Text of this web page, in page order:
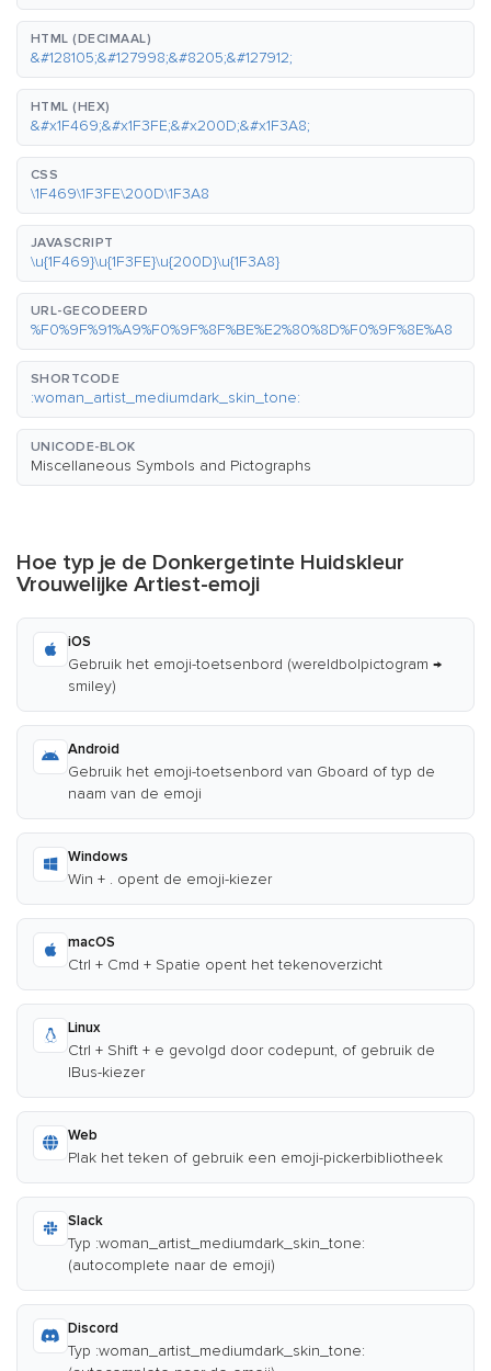
HTML (DECIMAAL)
&#128105;&#127998;&#8205;&#127912;
HTML (HEX)
&#x1F469;&#x1F3FE;&#x200D;&#x1F3A8;
CSS
\1F469\1F3FE\200D\1F3A8
JAVASCRIPT
\u{1F469}\u{1F3FE}\u{200D}\u{1F3A8}
URL-GECODEERD
%F0%9F%91%A9%F0%9F%8F%BE%E2%80%8D%F0%9F%8E%A8
SHORTCODE
:woman_artist_mediumdark_skin_tone:
UNICODE-BLOK
Miscellaneous Symbols and Pictographs
Hoe typ je de Donkergetinte Huidskleur
Vrouwelijke Artiest-emoji
iOS
Gebruik het emoji-toetsenbord (wereldbolpictogram →
smiley)
Android
Gebruik het emoji-toetsenbord van Gboard of typ de
naam van de emoji
Windows
Win + . opent de emoji-kiezer
macOS
Ctrl + Cmd + Spatie opent het tekenoverzicht
Linux
Ctrl + Shift + e gevolgd door codepunt, of gebruik de
IBus-kiezer
Web
Plak het teken of gebruik een emoji-pickerbibliotheek
Slack
Typ :woman_artist_mediumdark_skin_tone:
(autocomplete naar de emoji)
Discord
Typ :woman_artist_mediumdark_skin_tone: